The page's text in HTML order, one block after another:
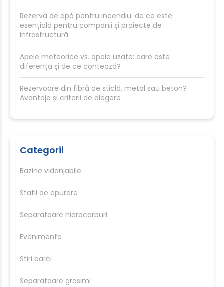
Rezerva de apă pentru incendiu: de ce este
esențială pentru companii și proiecte de
infrastructură
Apele meteorice vs. apele uzate: care este
diferența și de ce contează?
Rezervoare din fibră de sticlă, metal sau beton?
Avantaje și criterii de alegere
Categorii
Bazine vidanjabile
Statii de epurare
Separatoare hidrocarburi
Evenimente
Stiri barci
Separatoare grasimi